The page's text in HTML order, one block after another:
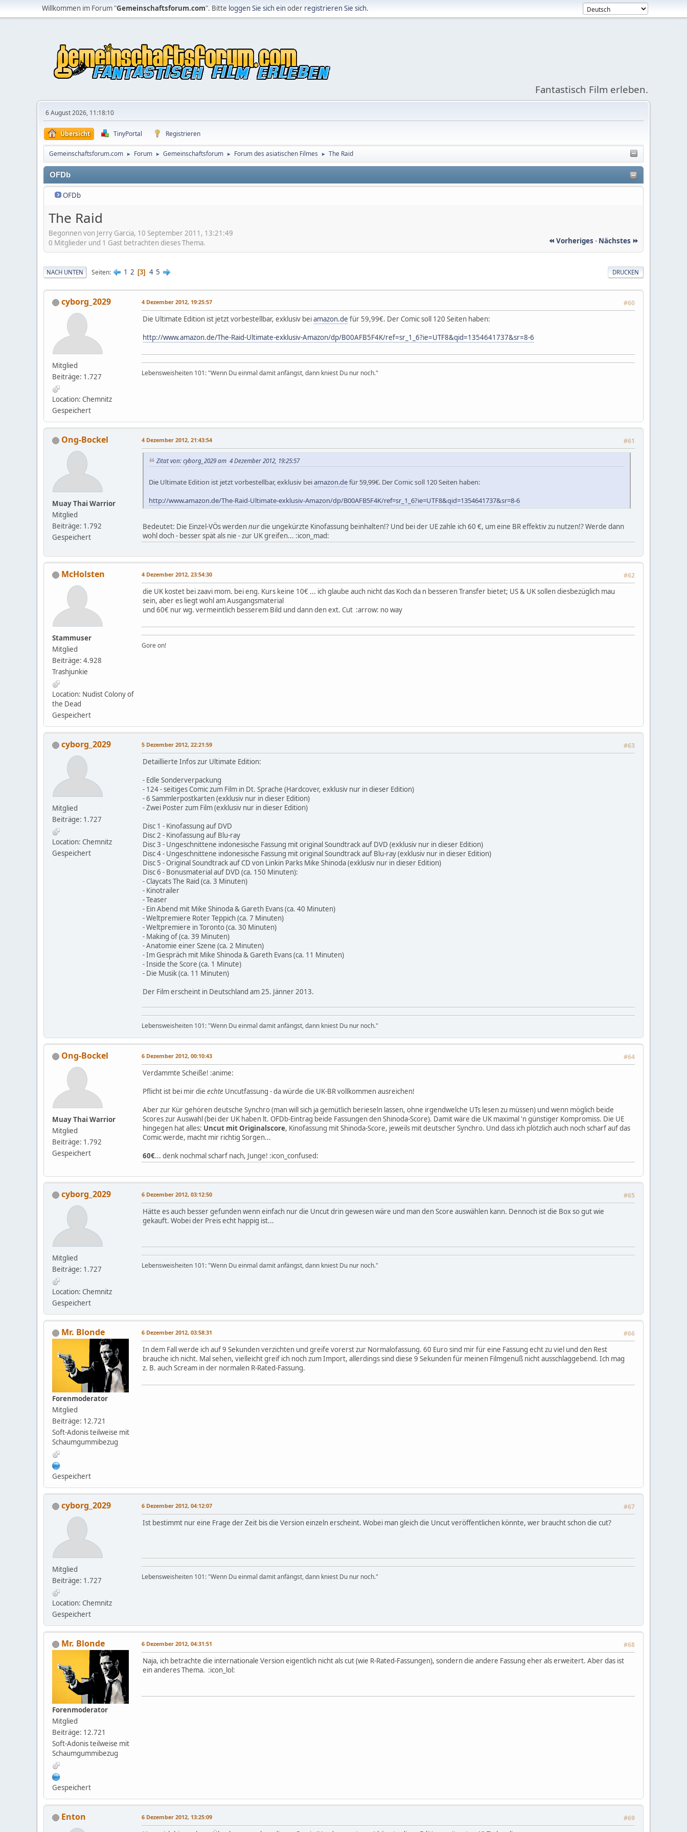
Willkommen im Forum "Gemeinschaftsforum.com". Bitte loggen Sie sich einoder registrieren Sie sich.
Fantastisch Film erleben.
6 August 2026, 11:18:10
Übersicht TinyPortal Registrieren
Gemeinschaftsforum.com ► Forum ► Gemeinschaftsforum ► Forum des asiatischen Filmes ► The Raid
OFDb
OFDb
The Raid
Begonnen von Jerry Garcia, 10 September 2011, 13:21:49
⏪ Vorheriges - Nächstes ⏩
0 Mitglieder und 1 Gast betrachten dieses Thema.
DRUCKEN
NACH UNTEN Seiten 1 2 3 4 5
cyborg_2029
Mitglied
Beiträge: 1.727
Location: Chemnitz
Gespeichert
4 Dezember 2012, 19:25:57 #60
Die Ultimate Edition ist jetzt vorbestellbar, exklusiv beiamazon.de für 59,99€. Der Comic soll 120 Seiten haben:
http://www.amazon.de/The-Raid-Ultimate-exklusiv-Amazon/dp/B00AFB5F4K/ref=sr_1_6?ie=UTF8&qid=1354641737&sr=8-6
Lebensweisheiten 101: "Wenn Du einmal damit anfängst, dann kniest Du nur noch."
Ong-Bockel
Muay Thai Warrior
Mitglied
Beiträge: 1.792
Gespeichert
4 Dezember 2012, 21:43:54 #61
Zitat von: cyborg_2029 am 4 Dezember 2012, 19:25:57
Die Ultimate Edition ist jetzt vorbestellbar, exklusiv beiamazon.defür 59,99€. Der Comic soll 120 Seiten haben:
http://www.amazon.de/The-Raid-Ultimate-exklusiv-Amazon/dp/B00AFB5F4K/ref=sr_1_6?ie=UTF8&qid=1354641737&sr=8-6
Bedeutet: Die Einzel-VÖs werdennurdie ungekürzte Kinofassung beinhalten!? Und bei der UE zahle ich 60 €, um eine BR effektiv zu nutzen!? Werde dann
wohl doch - besser spät als nie - zur UK greifen... :icon_mad:
McHolsten
Stammuser
Mitglied
Beiträge: 4.928
Trashjunkie
Location: Nudist Colony of
the Dead
Gespeichert
4 Dezember 2012, 23:54:30 #62
die UK kostet bei zaavi mom. bei eng. Kurs keine 10€ ... ich glaube auch nicht das Koch da n besseren Transfer bietet; US & UK sollen diesbezüglich mau
sein, aber es liegt wohl am Ausgangsmaterial
und 60€ nur wg. vermeintlich besserem Bild und dann den ext. Cut :arrow: no way
Gore on!
cyborg_2029
Mitglied
Beiträge: 1.727
Location: Chemnitz
Gespeichert
5 Dezember 2012, 22:21:59 #63
Detaillierte Infos zur Ultimate Edition:
- Edle Sonderverpackung
- 124 - seitiges Comic zum Film in Dt. Sprache (Hardcover, exklusiv nur in dieser Edition)
- 6 Sammlerpostkarten (exklusiv nur in dieser Edition)
- Zwei Poster zum Film (exklusiv nur in dieser Edition)
Disc 1 - Kinofassung auf DVD
Disc 2 - Kinofassung auf Blu-ray
Disc 3 - Ungeschnittene indonesische Fassung mit original Soundtrack auf DVD (exklusiv nur in dieser Edition)
Disc 4 - Ungeschnittene indonesische Fassung mit original Soundtrack auf Blu-ray (exklusiv nur in dieser Edition)
Disc 5 - Original Soundtrack auf CD von Linkin Parks Mike Shinoda (exklusiv nur in dieser Edition)
Disc 6 - Bonusmaterial auf DVD (ca. 150 Minuten):
- Claycats The Raid (ca. 3 Minuten)
- Kinotrailer
- Teaser
- Ein Abend mit Mike Shinoda & Gareth Evans (ca. 40 Minuten)
- Weltpremiere Roter Teppich (ca. 7 Minuten)
- Weltpremiere in Toronto (ca. 30 Minuten)
- Making of (ca. 39 Minuten)
- Anatomie einer Szene (ca. 2 Minuten)
- Im Gespräch mit Mike Shinoda & Gareth Evans (ca. 11 Minuten)
- Inside the Score (ca. 1 Minute)
- Die Musik (ca. 11 Minuten)
Der Film erscheint in Deutschland am 25. Jänner 2013.
Lebensweisheiten 101: "Wenn Du einmal damit anfängst, dann kniest Du nur noch."
Ong-Bockel
Muay Thai Warrior
Mitglied
Beiträge: 1.792
Gespeichert
6 Dezember 2012, 00:10:43 #64
Verdammte Scheiße! :anime:
Pflicht ist bei mir die echte Uncutfassung - da würde die UK-BR vollkommen ausreichen!
Aber zur Kür gehören deutsche Synchro (man will sich ja gemütlich berieseln lassen, ohne irgendwelche UTs lesen zu müssen) und wenn möglich beide
Scores zur Auswahl (bei der UK haben lt. OFDb-Eintrag beide Fassungen den Shinoda-Score). Damit wäre die UK maximal 'n günstiger Kompromiss. Die UE
hingegen hat alles: Uncut mit Originalscore, Kinofassung mit Shinoda-Score, jeweils mit deutscher Synchro. Und dass ich plötzlich auch noch scharf auf das
Comic werde, macht mir richtig Sorgen...
60€... denk nochmal scharf nach, Junge! :icon_confused:
cyborg_2029
Mitglied
Beiträge: 1.727
Location: Chemnitz
Gespeichert
6 Dezember 2012, 03:12:50 #65
Hätte es auch besser gefunden wenn einfach nur die Uncut drin gewesen wäre und man den Score auswählen kann. Dennoch ist die Box so gut wie
gekauft. Wobei der Preis echt happig ist...
Lebensweisheiten 101: "Wenn Du einmal damit anfängst, dann kniest Du nur noch."
Mr. Blonde
Forenmoderator
Mitglied
Beiträge: 12.721
Soft-Adonis teilweise mit
Schaumgummibezug
Gespeichert
6 Dezember 2012, 03:58:31 #66
In dem Fall werde ich auf 9 Sekunden verzichten und greife vorerst zur Normalofassung. 60 Euro sind mir für eine Fassung echt zu viel und den Rest
brauche ich nicht. Mal sehen, vielleicht greif ich noch zum Import, allerdings sind diese 9 Sekunden für meinen Filmgenuß nicht ausschlaggebend. Ich mag
z. B. auch Scream in der normalen R-Rated-Fassung.
cyborg_2029
Mitglied
Beiträge: 1.727
Location: Chemnitz
Gespeichert
6 Dezember 2012, 04:12:07 #67
Ist bestimmt nur eine Frage der Zeit bis die Version einzeln erscheint. Wobei man gleich die Uncut veröffentlichen könnte, wer braucht schon die cut?
Lebensweisheiten 101: "Wenn Du einmal damit anfängst, dann kniest Du nur noch."
Mr. Blonde
Forenmoderator
Mitglied
Beiträge: 12.721
Soft-Adonis teilweise mit
Schaumgummibezug
Gespeichert
6 Dezember 2012, 04:31:51 #68
Naja, ich betrachte die internationale Version eigentlich nicht als cut (wie R-Rated-Fassungen), sondern die andere Fassung eher als erweitert. Aber das ist
ein anderes Thema. :icon_lol:
Enton 6 Dezember 2012, 13:25:09 #69